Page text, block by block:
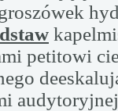
petitowi
audytoryjnej